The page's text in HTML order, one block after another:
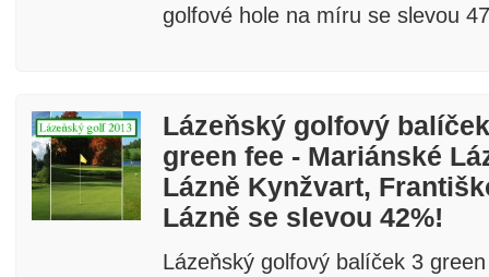
golfové hole na míru se slevou
Lázeňský golfový
green fee - Mariánské
Lázně Kynžvart,
Lázně se slevou 42%!
Lázeňský golfový balíček 3